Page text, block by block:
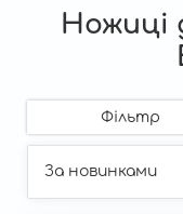
Ножиці
Фільтр